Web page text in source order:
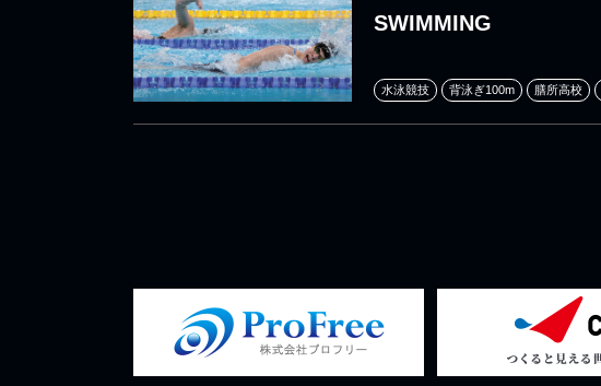
SWIMMING
水泳競技 背泳ぎ100m 膳所高校